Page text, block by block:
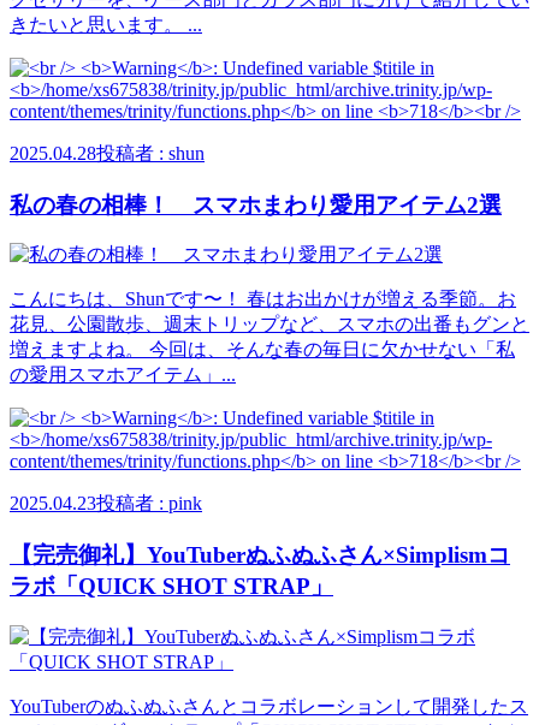
きたいと思います。 ...
2025.04.28投稿者 : shun
私の春の相棒！ スマホまわり愛用アイテム2選
こんにちは、Shunです〜！ 春はお出かけが増える季節。お
花見、公園散歩、週末トリップなど、スマホの出番もグンと
増えますよね。 今回は、そんな春の毎日に欠かせない「私
の愛用スマホアイテム」...
2025.04.23投稿者 : pink
【完売御礼】YouTuberぬふぬふさん×Simplismコ
ラボ「QUICK SHOT STRAP」
YouTuberのぬふぬふさんとコラボレーションして開発したス